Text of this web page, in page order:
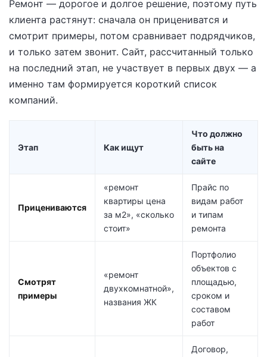
Ремонт — дорогое и долгое решение, поэтому путь
клиента растянут: сначала он прицениватся и
смотрит примеры, потом сравнивает подрядчиков,
и только затем звонит. Сайт, рассчитанный только
на последний этап, не участвует в первых двух — а
именно там формируется короткий список
компаний.
Этап Как ищут
Что должно
быть на
сайте
Прицениваются
«ремонт
квартиры цена
за м2», «сколько
стоит»
Прайс по
видам работ
и типам
ремонта
Смотрят
примеры
«ремонт
двухкомнатной»,
названия ЖК
Портфолио
объектов с
площадью,
сроком и
составом
работ
Договор,